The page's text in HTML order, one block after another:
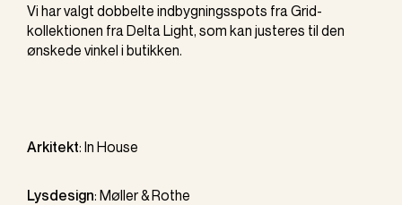
Vi har valgt dobbelte indbygningsspots fra Grid-
kollektionen fra Delta Light, som kan justeres til den
ønskede vinkel i butikken.
Arkitekt: In House
Lysdesign: Møller & Rothe